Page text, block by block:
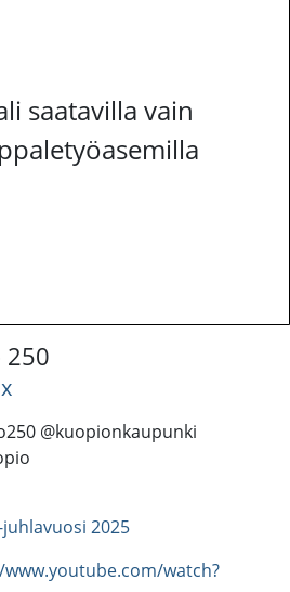
saatavilla vain
250
@kuopionkaupunki
2025
watch?